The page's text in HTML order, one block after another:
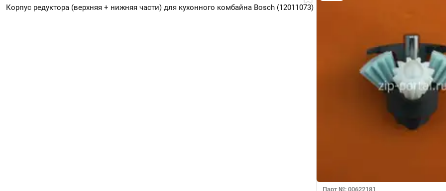
Корпус редуктора (верхняя + нижняя части) для кухонного комбайна Bosch (12011073)
Парт №: 00622181